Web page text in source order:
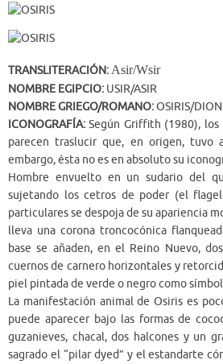
TRANSLITERACIÓN: Asir/Wsir
NOMBRE EGIPCIO: USIR/ASIR
NOMBRE GRIEGO/ROMANO:OSIRIS/
ICONOGRAFÍA: Según Griffith (1980),
parecen traslucir que, en origen, tuvo
embargo, ésta no es en absoluto su
Hombre envuelto en un sudario del
sujetando los cetros de poder (el
particulares se despoja de su apariencia
lleva una corona troncocónica
base se añaden, en el Reino Nuevo,
cuernos de carnero horizontales y
piel pintada de verde o negro como
La manifestación animal de Osiris es
puede aparecer bajo las formas de
guzanieves, chacal, dos halcones y un
sagrado el “pilar dyed” y el estandarte